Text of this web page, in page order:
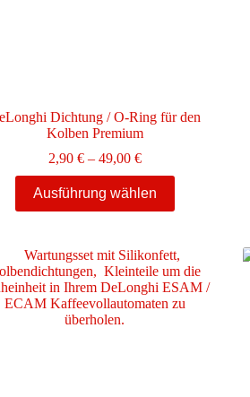
Dichtung / O-Ring für den
Kolben Premium
2,90 € – 49,00 €Preisspanne:
2,90 €
bis
Ausführung wählen
Produkt
weist
Varianten
auf.
Die
Optionen
können
auf